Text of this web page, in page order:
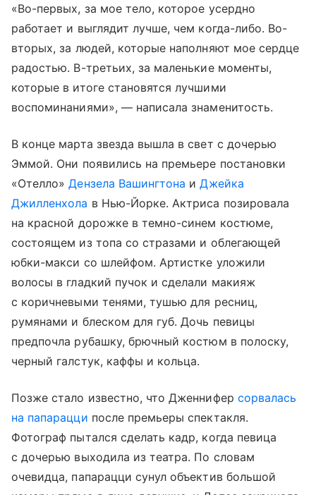
«Во-первых, за мое тело, которое усердно
работает и выглядит лучше, чем когда-либо. Во-
вторых, за людей, которые наполняют мое сердце
радостью. В-третьих, за маленькие моменты,
которые в итоге становятся лучшими
воспоминаниями», — написала знаменитость.
В конце марта звезда вышла в свет с дочерью
Эммой. Они появились на премьере постановки
«Отелло»Дензела Вашингтона иДжейка
Джилленхола в Нью-Йорке. Актриса позировала
на красной дорожке в темно-синем костюме,
состоящем из топа со стразами и облегающей
юбки-макси со шлейфом. Артистке уложили
волосы в гладкий пучок и сделали макияж
с коричневыми тенями, тушью для ресниц,
румянами и блеском для губ. Дочь певицы
предпочла рубашку, брючный костюм в полоску,
черный галстук, каффы и кольца.
Позже стало известно, что Дженнифер сорвалась
на папарацци после премьеры спектакля.
Фотограф пытался сделать кадр, когда певица
с дочерью выходила из театра. По словам
очевидца, папарацци сунул объектив большой